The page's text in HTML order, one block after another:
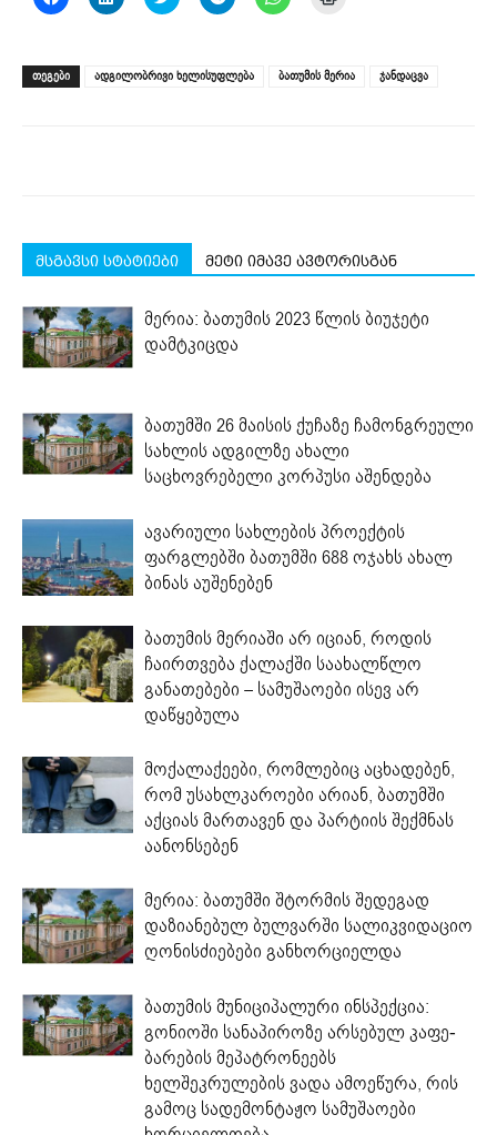
to
(Opens
in
new
to
(Opens
in
to
(Opens
in
to
(Opens
in
to
(Opens
in
new
window)
ᲗᲔᲒᲔᲑᲘ ადგილობრივი ხელისუფლება ბათუმის მერია ჯანდაცვა
მსგავსი სტატიები მეტი იმავე ავტორისგან
მერია: ბათუმის 2023 წლის ბიუჯეტი
დამტკიცდა
ბათუმში 26 მაისის ქუჩაზე ჩამონგრეული
სახლის ადგილზე ახალი
საცხოვრებელი კორპუსი აშენდება
ავარიული სახლების პროექტის
ფარგლებში ბათუმში 688 ოჯახს ახალ
ბინას აუშენებენ
ბათუმის მერიაში არ იციან, როდის
ჩაირთვება ქალაქში საახალწლო
განათებები – სამუშაოები ისევ არ
დაწყებულა
მოქალაქეები, რომლებიც აცხადებენ,
რომ უსახლკაროები არიან, ბათუმში
აქციას მართავენ და პარტიის შექმნას
აანონსებენ
მერია: ბათუმში შტორმის შედეგად
დაზიანებულ ბულვარში სალიკვიდაციო
ღონისძიებები განხორციელდა
ბათუმის მუნიციპალური ინსპექცია:
გონიოში სანაპიროზე არსებულ კაფე-
ბარების მეპატრონეებს
ხელშეკრულების ვადა ამოეწურა, რის
გამოც სადემონტაჟო სამუშაოები